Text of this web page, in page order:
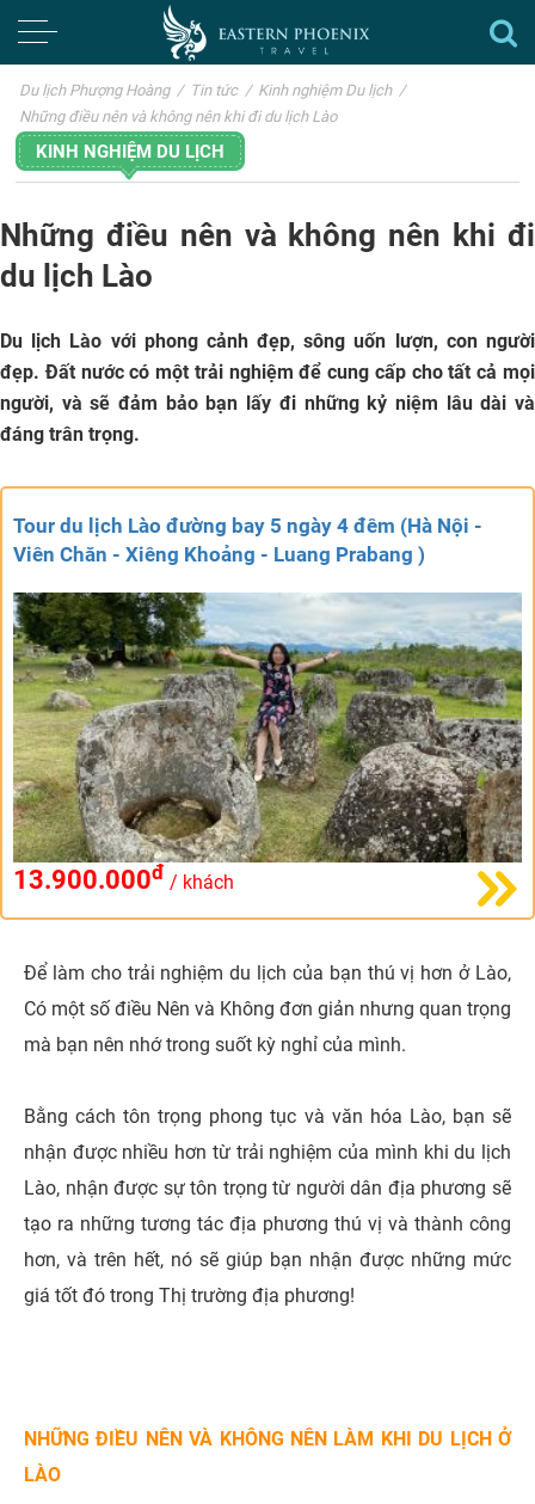
Du lịch Phượng Hoàng / Tin tức / Kinh nghiệm Du lịch /
Những điều nên và không nên khi đi du lịch Lào
KINH NGHIỆM DU LỊCH
Những điều nên và không nên khi đi
du lịch Lào
Du lịch Lào với phong cảnh đẹp, sông uốn lượn, con người
đẹp. Đất nước có một trải nghiệm để cung cấp cho tất cả mọi
người, và sẽ đảm bảo bạn lấy đi những kỷ niệm lâu dài và
đáng trân trọng.
Tour du lịch Lào đường bay 5 ngày 4 đêm (Hà Nội -
Viên Chăn - Xiêng Khoảng - Luang Prabang )
13.900.000đ / khách
Để làm cho trải nghiệm du lịch của bạn thú vị hơn ở Lào,
Có một số điều Nên và Không đơn giản nhưng quan trọng
mà bạn nên nhớ trong suốt kỳ nghỉ của mình.
Bằng cách tôn trọng phong tục và văn hóa Lào, bạn sẽ
nhận được nhiều hơn từ trải nghiệm của mình khi du lịch
Lào, nhận được sự tôn trọng từ người dân địa phương sẽ
tạo ra những tương tác địa phương thú vị và thành công
hơn, và trên hết, nó sẽ giúp bạn nhận được những mức
giá tốt đó trong Thị trường địa phương!
NHỮNG ĐIỀU NÊN VÀ KHÔNG NÊN LÀM KHI DU LỊCH Ở
LÀO